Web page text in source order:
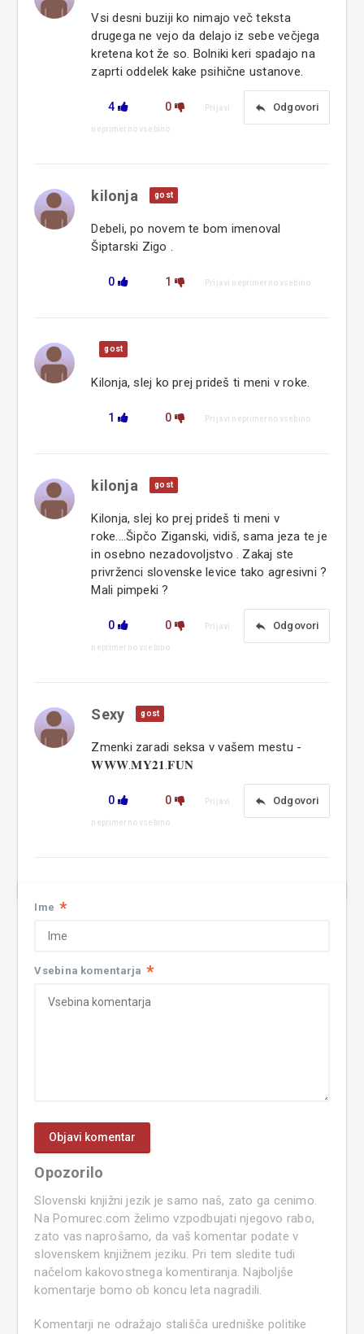
Vsi desni buziji ko nimajo več teksta
drugega ne vejo da delajo iz sebe večjega
kretena kot že so. Bolniki keri spadajo na
zaprti oddelek kake psihične ustanove.
4 0 reply Odgovori
Prijavi
neprimerno vsebino
kilonja gost
Debeli, po novem te bom imenoval
Šiptarski Zigo .
0 1 Prijavi neprimerno vsebino
gost
Kilonja, slej ko prej prideš ti meni v roke.
1 0 Prijavi neprimerno vsebino
kilonja gost
Kilonja, slej ko prej prideš ti meni v
roke....Šipčo Ziganski, vidiš, sama jeza te je
in osebno nezadovoljstvo . Zakaj ste
privrženci slovenske levice tako agresivni ?
Mali pimpeki ?
0 0 reply Odgovori
Prijavi
neprimerno vsebino
Sexy gost
Zmenki zaradi seksa v vašem mestu -
𝐖𝐖𝐖.𝐌𝐘𝟐𝟏.𝐅𝐔𝐍
0 0 reply Odgovori
Prijavi
neprimerno vsebino
Ime *
Vsebina komentarja *
Opozorilo
Slovenski knjižni jezik je samo naš, zato ga cenimo.
Na Pomurec.com želimo vzpodbujati njegovo rabo,
zato vas naprošamo, da vaš komentar podate v
slovenskem knjižnem jeziku. Pri tem sledite tudi
načelom kakovostnega komentiranja. Najboljše
komentarje bomo ob koncu leta nagradili.
Komentarji ne odražajo stališča uredniške politike